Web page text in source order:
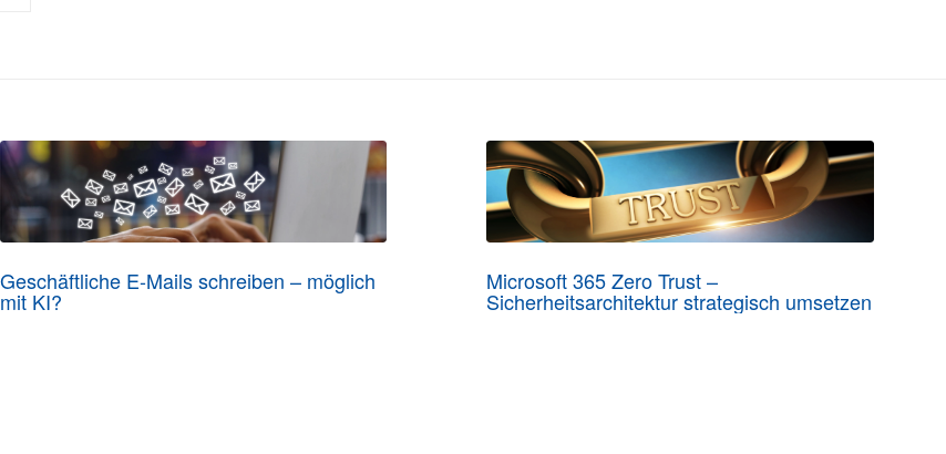
Geschäftliche E-Mails schreiben – möglich
mit KI?
Microsoft 365 Zero Trust –
Sicherheitsarchitektur strategisch umsetzen